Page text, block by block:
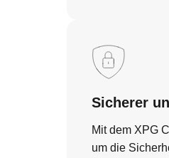
Sicherer
Mit dem XPG
um die